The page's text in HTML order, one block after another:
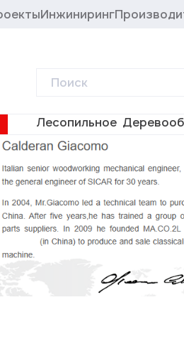
Инжиниринг
Лесопильное
Китай